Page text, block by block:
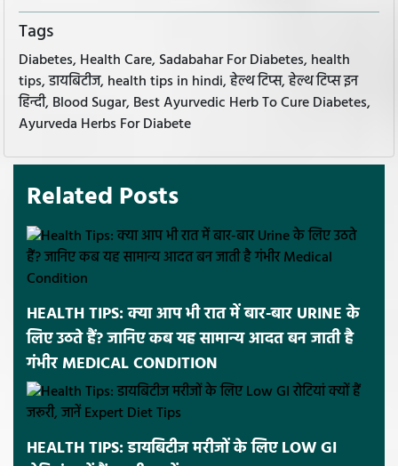
Tags
Diabetes, Health Care, Sadabahar For Diabetes, health
tips, डायबिटीज, health tips in hindi, हेल्थ टिप्स, हेल्थ टिप्स इन
हिन्दी, Blood Sugar, Best Ayurvedic Herb To Cure Diabetes,
Ayurveda Herbs For Diabete
Related Posts
HEALTH TIPS: क्या आप भी रात में बार-बार URINE के
लिए उठते हैं? जानिए कब यह सामान्य आदत बन जाती है
गंभीर MEDICAL CONDITION
HEALTH TIPS: डायबिटीज मरीजों के लिए LOW GI